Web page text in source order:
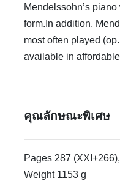
Mendelssohn’s
form.In addition,
most often played
available in
คุณลักษณะพิเศษ
Pages 287
Weight 1153 g